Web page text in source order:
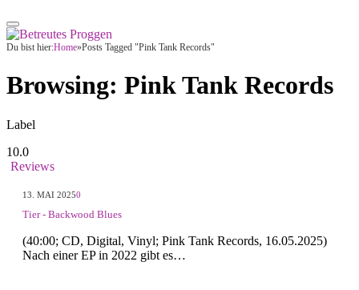
Du bist hier:Home»Posts Tagged "Pink Tank Records"
Browsing: Pink Tank Records
Label
10.0
Reviews
13. MAI 20250
Tier - Backwood Blues
(40:00; CD, Digital, Vinyl; Pink Tank Records, 16.05.2025)
Nach einer EP in 2022 gibt es…